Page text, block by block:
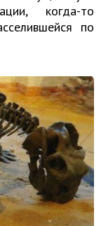
когда-то
по